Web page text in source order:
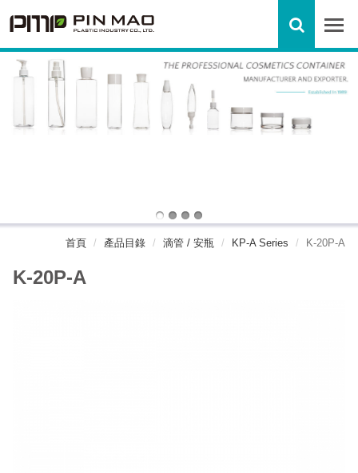
首頁 產品目錄 滴管 / 安瓶 KP-A Series K-20P-A
K-20P-A